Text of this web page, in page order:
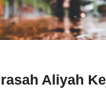
Aliyah